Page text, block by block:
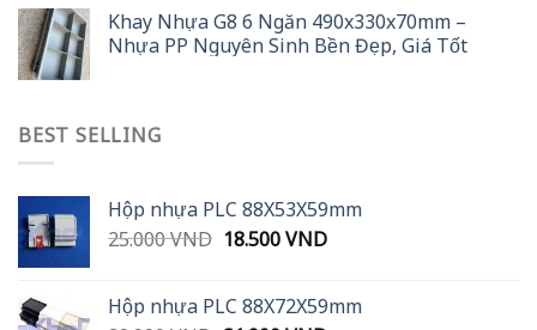
Khay Nhựa G8 6 Ngăn 490x330x70mm –
Nhựa PP Nguyên Sinh Bền Đẹp, Giá Tốt
BEST SELLING
Hộp nhựa PLC 88X53X59mm
25.000VND Original
25.000 VND.
18.500VNDCurrent
18.500 VND.
Hộp nhựa PLC 88X72X59mm